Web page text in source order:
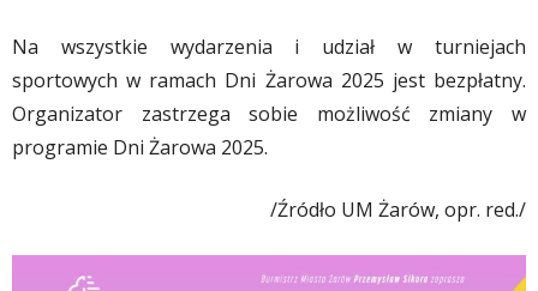
Na wszystkie wydarzenia i udział w turniejach
sportowych w ramach Dni Żarowa 2025 jest bezpłatny.
Organizator zastrzega sobie możliwość zmiany w
programie Dni Żarowa 2025.
/Źródło UM Żarów, opr. red./